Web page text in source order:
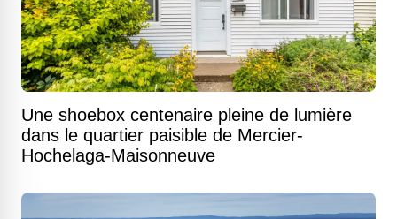
Une shoebox centenaire pleine de lumière
dans le quartier paisible de Mercier-
Hochelaga-Maisonneuve